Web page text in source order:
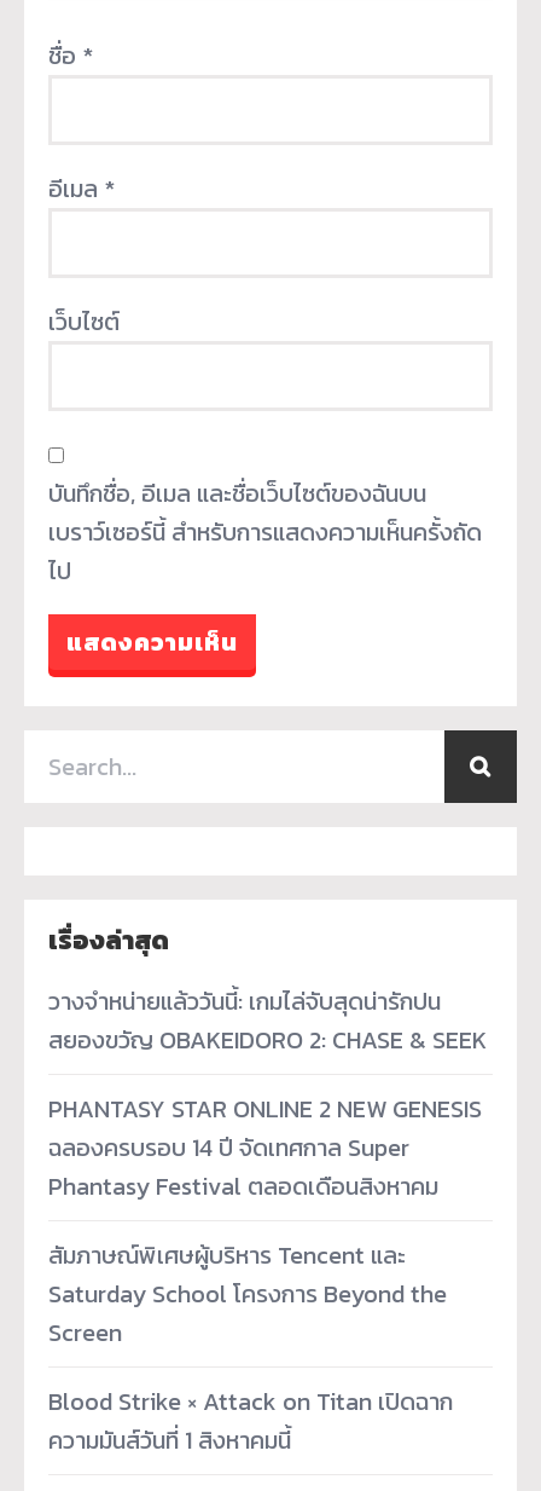
ชื่อ *
อีเมล *
เว็บไซต์
บันทึกชื่อ, อีเมล และชื่อเว็บไซต์ของฉันบน
เบราว์เซอร์นี้ สำหรับการแสดงความเห็นครั้งถัด
ไป
เรื่องล่าสุด
วางจำหน่ายแล้ววันนี้: เกมไล่จับสุดน่ารักปน
สยองขวัญ OBAKEIDORO 2: CHASE & SEEK
PHANTASY STAR ONLINE 2 NEW GENESIS
ฉลองครบรอบ 14 ปี จัดเทศกาล Super
Phantasy Festival ตลอดเดือนสิงหาคม
สัมภาษณ์พิเศษผู้บริหาร Tencent และ
Saturday School โครงการ Beyond the
Screen
Blood Strike × Attack on Titan เปิดฉาก
ความมันส์วันที่ 1 สิงหาคมนี้